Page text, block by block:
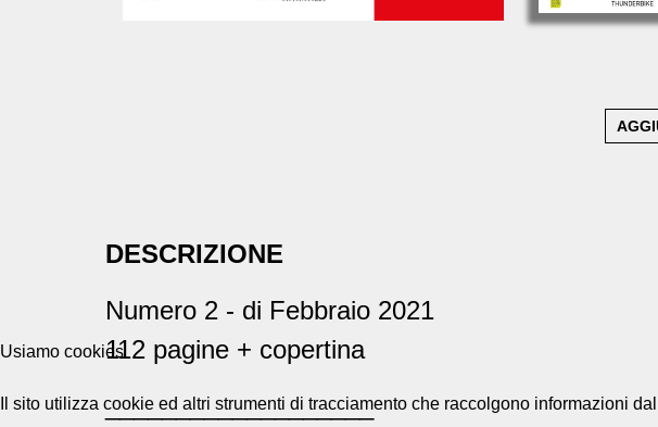
DESCRIZIONE
Numero 2 - di Febbraio 2021
112 pagine + copertina
___________________
Usiamo cookies
Il sito utilizza cookie ed altri strumenti di tracciamento che raccolgono informazioni